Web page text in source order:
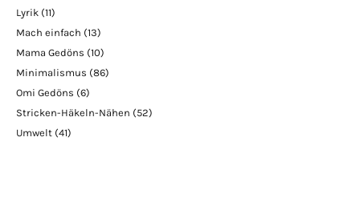
Lyrik (11)
Mach einfach (13)
Mama Gedöns (10)
Minimalismus (86)
Omi Gedöns (6)
Stricken-Häkeln-Nähen (52)
Umwelt (41)